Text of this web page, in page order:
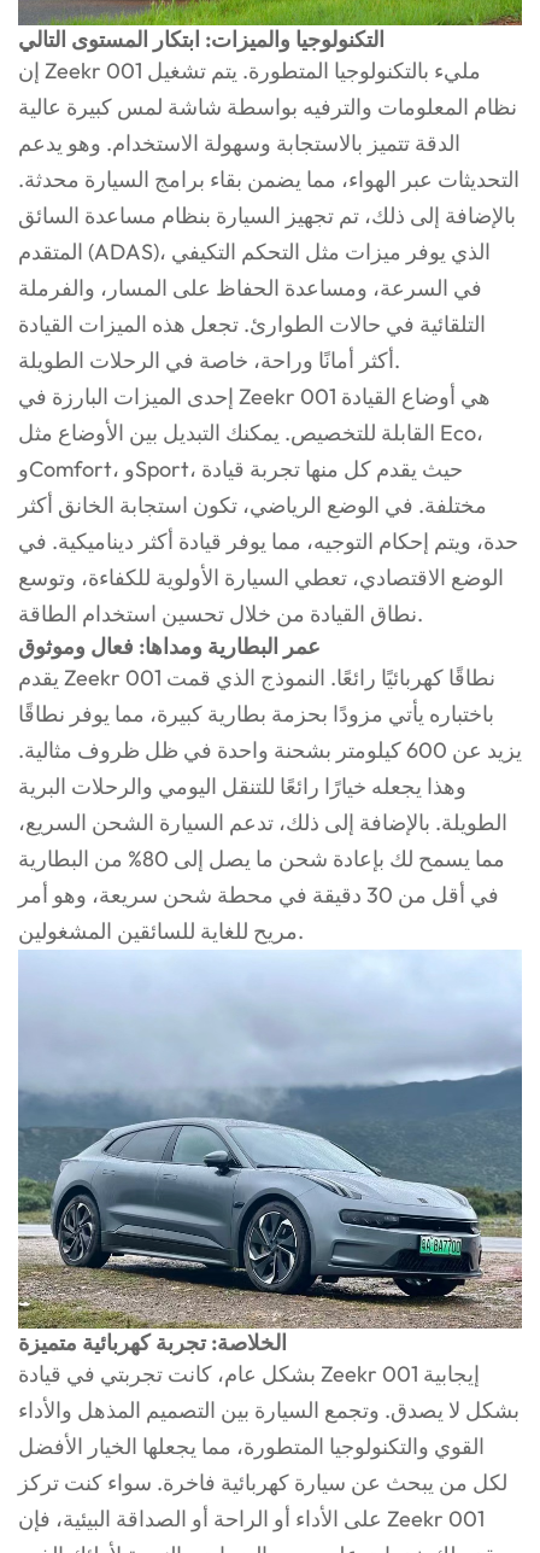
التكنولوجيا والميزات: ابتكار المستوى التالي
إن Zeekr 001 مليء بالتكنولوجيا المتطورة. يتم تشغيل
نظام المعلومات والترفيه بواسطة شاشة لمس كبيرة عالية
الدقة تتميز بالاستجابة وسهولة الاستخدام. وهو يدعم
التحديثات عبر الهواء، مما يضمن بقاء برامج السيارة محدثة.
بالإضافة إلى ذلك، تم تجهيز السيارة بنظام مساعدة السائق
المتقدم (ADAS)، الذي يوفر ميزات مثل التحكم التكيفي
في السرعة، ومساعدة الحفاظ على المسار، والفرملة
التلقائية في حالات الطوارئ. تجعل هذه الميزات القيادة
أكثر أمانًا وراحة، خاصة في الرحلات الطويلة.
إحدى الميزات البارزة في Zeekr 001 هي أوضاع القيادة
القابلة للتخصيص. يمكنك التبديل بين الأوضاع مثل Eco،
وComfort، وSport، حيث يقدم كل منها تجربة قيادة
مختلفة. في الوضع الرياضي، تكون استجابة الخانق أكثر
حدة، ويتم إحكام التوجيه، مما يوفر قيادة أكثر ديناميكية. في
الوضع الاقتصادي، تعطي السيارة الأولوية للكفاءة، وتوسع
نطاق القيادة من خلال تحسين استخدام الطاقة.
عمر البطارية ومداها: فعال وموثوق
يقدم Zeekr 001 نطاقًا كهربائيًا رائعًا. النموذج الذي قمت
باختباره يأتي مزودًا بحزمة بطارية كبيرة، مما يوفر نطاقًا
يزيد عن 600 كيلومتر بشحنة واحدة في ظل ظروف مثالية.
وهذا يجعله خيارًا رائعًا للتنقل اليومي والرحلات البرية
الطويلة. بالإضافة إلى ذلك، تدعم السيارة الشحن السريع،
مما يسمح لك بإعادة شحن ما يصل إلى 80% من البطارية
في أقل من 30 دقيقة في محطة شحن سريعة، وهو أمر
مريح للغاية للسائقين المشغولين.
الخلاصة: تجربة كهربائية متميزة
بشكل عام، كانت تجربتي في قيادة Zeekr 001 إيجابية
بشكل لا يصدق. وتجمع السيارة بين التصميم المذهل والأداء
القوي والتكنولوجيا المتطورة، مما يجعلها الخيار الأفضل
لكل من يبحث عن سيارة كهربائية فاخرة. سواء كنت تركز
على الأداء أو الراحة أو الصداقة البيئية، فإن Zeekr 001